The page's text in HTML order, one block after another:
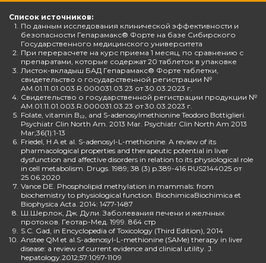
Список источников:
1. По данным исследования клинической эффективности и
безопасности Гепарамакс® Форте на базе Сибирского
Государственного медицинского университета
2. При перерасчете на курс приема 1 месяц, по сравнению с
препаратами, которые содержат 20 таблеток в упаковке
3. Листок-вкладыш БАД Гепарамакс® Форте таблетки,
свидетельство о государственной регистрации №
AM.01.11.01.003.R.000031.03.23 от 30.03.2023 г.
4. Свидетельство о государственной регистрации продукции №
AM.01.11.01.003.R.000031.03.23 от 30.03.2023 г.
5. Folate, vitamin B₁₂, and S-adenosylmethionine Teodoro Bottiglieri.
Psychiatr Clin North Am. 2013 Mar. Psychiatr Clin North Am 2013
Mar;36(1):1-13
6. Friedel, H A et al. S-adenosyl-L-methionine. A review of its
pharmacological properties and therapeutic potential in liver
dysfunction and affective disorders in relation to its physiological role
in cell metabolism. Drugs. 1989; 38 (3) p.389-416 RUS2144025 от
25.06.2020
7. Vance DE. Phospholipid methylation in mammals: from
biochemistry to physiological function. BiochimicaBiochimica et
Biophysica Acta. 2014: 1477-1487
8. Ш.Шерлок, Дж. Дули. Заболевания печени и желчных
протоков. Геотар-Мед. 1999. 864 стр
9. S.C. Gad, in Encyclopedia of Toxicology (Third Edition), 2014
10. Anstee QM et al.S-adenosyl-L-methionine (SAMe) therapy in liver
disease: a review of current evidence and clinical utility. J.
hepatology.2012;57:1097-1109